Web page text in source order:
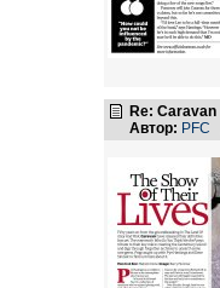
Re: Caravan
Автор: PFC